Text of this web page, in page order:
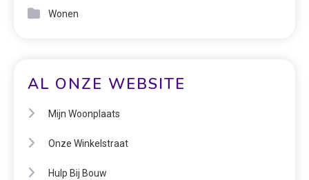
Wonen
AL ONZE WEBSITE
Mijn Woonplaats
Onze Winkelstraat
Hulp Bij Bouw